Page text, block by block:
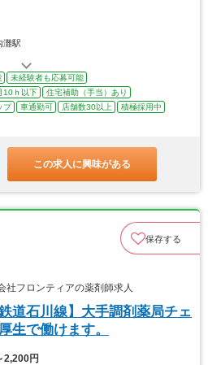
灘駅
未経験者も応募可能
10ｈ以下
住宅補助（手当）あり
プ 車通勤可 店舗数30以上
積極採用中
この求人に興味がある
保存する
フロンティアの薬剤師求人
道石川線】大手調剤薬局チェ
生で働けます。
2,200円